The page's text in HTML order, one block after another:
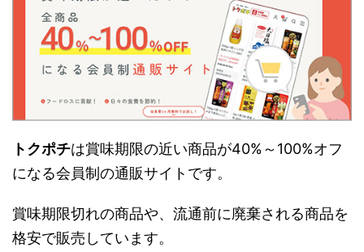
トクポチは賞味期限の近い商品が40%～100%オフ
になる会員制の通販サイトです。
賞味期限切れの商品や、流通前に廃棄される商品を
格安で販売しています。